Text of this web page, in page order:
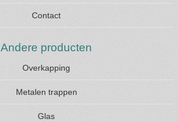
Contact
Andere producten
Overkapping
Metalen trappen
Glas